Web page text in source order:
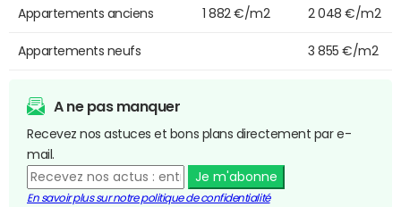
Appartements anciens 1 882 €/m2 2 048 €/m2
Appartements neufs 3 855 €/m2
A ne pas manquer
Recevez nos astuces et bons plans directement par e-
mail.
Je m'abonne
En savoir plus sur notre politique de confidentialité